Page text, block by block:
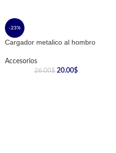
-23%
Cargador metalico al hombro
Accesorios
26.00$ 20.00$